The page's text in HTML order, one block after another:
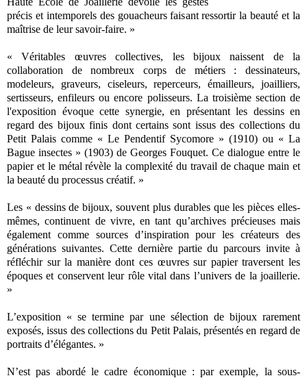
précis et intemporels des gouacheurs faisant ressortir la beauté et la
maîtrise de leur savoir-faire. »
« Véritables œuvres collectives, les bijoux naissent de la
collaboration de nombreux corps de métiers : dessinateurs,
modeleurs, graveurs, ciseleurs, reperceurs, émailleurs, joailliers,
sertisseurs, enfileurs ou encore polisseurs. La troisième section de
l'exposition évoque cette synergie, en présentant les dessins en
regard des bijoux finis dont certains sont issus des collections du
Petit Palais comme « Le Pendentif Sycomore » (1910) ou « La
Bague insectes » (1903) de Georges Fouquet. Ce dialogue entre le
papier et le métal révèle la complexité du travail de chaque main et
la beauté du processus créatif. »
Les « dessins de bijoux, souvent plus durables que les pièces elles-
mêmes, continuent de vivre, en tant qu’archives précieuses mais
également comme sources d’inspiration pour les créateurs des
générations suivantes. Cette dernière partie du parcours invite à
réfléchir sur la manière dont ces œuvres sur papier traversent les
époques et conservent leur rôle vital dans l’univers de la joaillerie.
»
L’exposition « se termine par une sélection de bijoux rarement
exposés, issus des collections du Petit Palais, présentés en regard de
portraits d’élégantes. »
N’est pas abordé le cadre économique : par exemple, la sous-